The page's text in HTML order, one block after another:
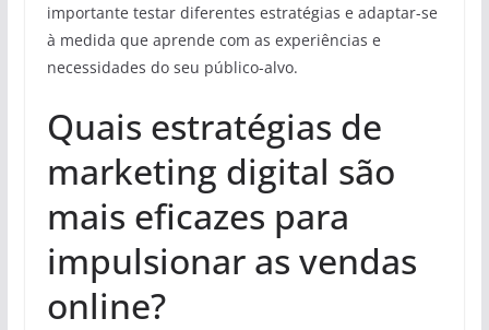
importante testar diferentes estratégias e adaptar-se
à medida que aprende com as experiências e
necessidades do seu público-alvo.
Quais estratégias de
marketing digital são
mais eficazes para
impulsionar as vendas
online?